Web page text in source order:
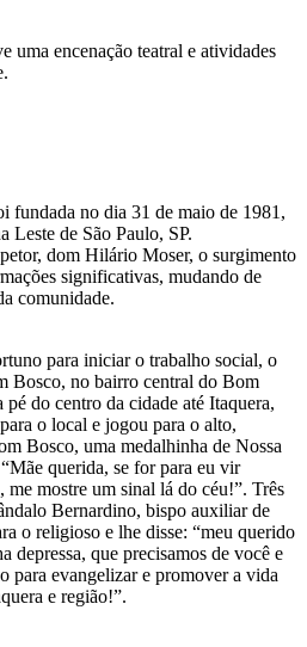
uma encenação teatral e atividades
fundada no dia 31 de maio de 1981,
Leste de São Paulo, SP.
dom Hilário Moser, o surgimento
significativas, mudando de
comunidade.
para iniciar o trabalho social, o
Bosco, no bairro central do Bom
do centro da cidade até Itaquera,
o local e jogou para o alto,
Bosco, uma medalhinha de Nossa
querida, se for para eu vir
mostre um sinal lá do céu!”. Três
Bernardino, bispo auxiliar de
o religioso e lhe disse: “meu querido
depressa, que precisamos de você e
para evangelizar e promover a vida
e região!”.